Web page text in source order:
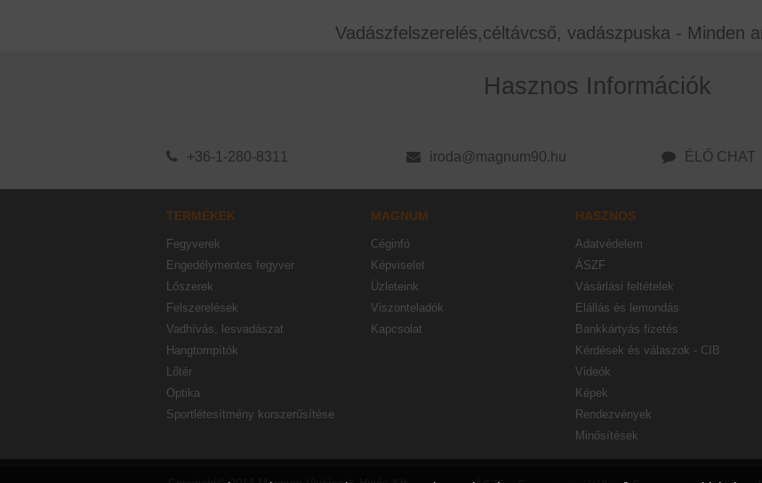
Vadászfelszerelés,céltávcső, vadászpuska - Minden
Hasznos Információk
+36-1-280-8311 iroda@magnum90.hu ÉLŐ CHAT
TERMÉKEK
Fegyverek
Engedélymentes fegyver
Lőszerek
Felszerelések
Vadhívás, lesvadászat
Hangtompítók
Lőtér
Optika
Sportlétesítmény korszerűsítése
MAGNUM
Céginfó
Képviselet
Üzleteink
Viszonteladók
Kapcsolat
HASZNOS
Adatvédelem
ÁSZF
Vásárlási feltételek
Elállás és lemondás
Bankkártyás fizetés
Kérdések és válaszok - CIB
Videók
Képek
Rendezvények
Minősítések